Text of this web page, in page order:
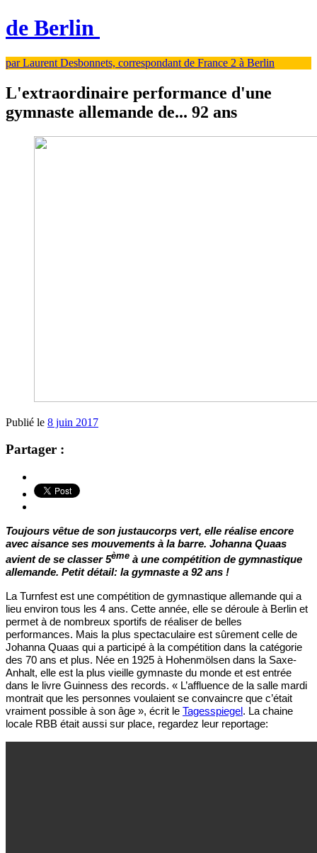
de Berlin
par Laurent Desbonnets, correspondant de France 2 à Berlin
L'extraordinaire performance d'une
gymnaste allemande de... 92 ans
Publié le 8 juin 2017
Partager :
Toujours vêtue de son justaucorps vert, elle réalise encore
avec aisance ses mouvements à la barre. Johanna Quaas
avient de se classer 5ème à une compétition de gymnastique
allemande. Petit détail: la gymnaste a 92 ans !
La Turnfest est une compétition de gymnastique allemande qui a
lieu environ tous les 4 ans. Cette année, elle se déroule à Berlin et
permet à de nombreux sportifs de réaliser de belles
performances. Mais la plus spectaculaire est sûrement celle de
Johanna Quaas qui a participé à la compétition dans la catégorie
des 70 ans et plus. Née en 1925 à Hohenmölsen dans la Saxe-
Anhalt, elle est la plus vieille gymnaste du monde et est entrée
dans le livre Guinness des records. « L’affluence de la salle mardi
montrait que les personnes voulaient se convaincre que c’était
vraiment possible à son âge », écrit le Tagesspiegel. La chaine
locale RBB était aussi sur place, regardez leur reportage: